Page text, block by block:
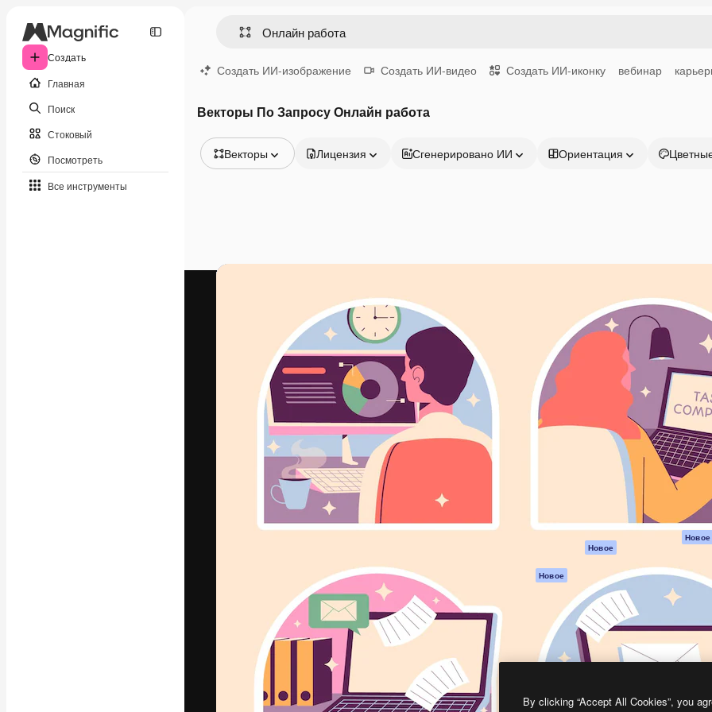
Создать
Главная
Поиск
Стоковый
Посмотреть
Все инструменты
Создать ИИ-изображение Создать ИИ-видео Создать ИИ-иконку вебинар
Векторы По Запросу Онлайн работа
Векторы
Видео
Лицензия Сгенерировано ИИ Ориентация
Креативная платформа для создания
ваших лучших работ. Более 1 миллиона
подписчиков среди креаторов,
предприятий, агентств и студий.
Pусский
Продукция
ИИ-помощник
Генератор
изображений ИИ
Стоковый контент
Новое
Новое
Мобильное
приложение
Все инструменты
Magnific
Начать
Academy
Документация
Пакету ИИ
Служба
поддержки
Условия и
положения
Политика
Новое
cookie
Центр доверия
Партнеры
Предприятие
By clicking “Accept All Cookies”, you